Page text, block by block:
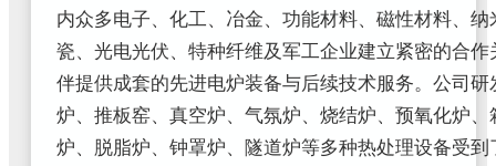
内众多电子、化工、冶金、功能材料、磁性材料、
瓷、光电光伏、特种纤维及军工企业建立紧密的合作
伴提供成套的先进电炉装备与后续技术服务。 公司研
炉、推板窑、真空炉、气氛炉、烧结炉、预氧化炉、
炉、脱脂炉、钟罩炉、隧道炉等多种热处理设备受到